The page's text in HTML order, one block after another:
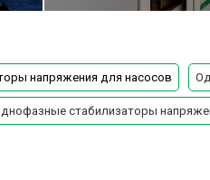
стабилизаторы
подробнее
напряжения для насосов
стабилизаторы